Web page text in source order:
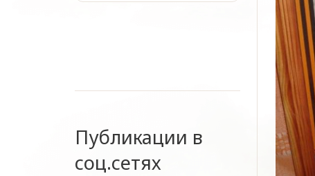
Публикации в
соц.сетях